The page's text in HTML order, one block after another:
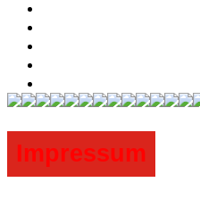
Impressum